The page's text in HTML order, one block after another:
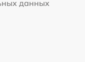
данных